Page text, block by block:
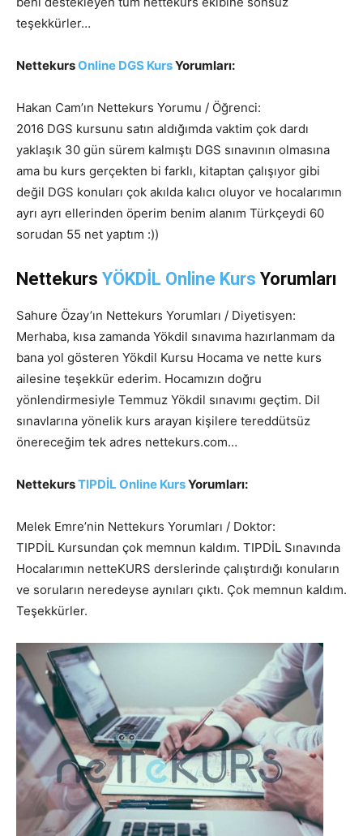
teşekkürler…
NettekursOnline DGS KursYorumları:
Hakan Cam’ın Nettekurs Yorumu / Öğrenci:
2016 DGS kursunu satın aldığımda vaktim çok dardı
yaklaşık 30 gün sürem kalmıştı DGS sınavının olmasına
ama bu kurs gerçekten bi farklı, kitaptan çalışıyor gibi
değil DGS konuları çok akılda kalıcı oluyor ve hocalarımın
ayrı ayrı ellerinden öperim benim alanım Türkçeydi 60
sorudan 55 net yaptım :))
Nettekurs YÖKDİL Online Kurs Yorumları
Sahure Özay’ın Nettekurs Yorumları / Diyetisyen:
Merhaba, kısa zamanda Yökdil sınavıma hazırlanmam da
bana yol gösteren Yökdil Kursu Hocama ve nette kurs
ailesine teşekkür ederim. Hocamızın doğru
yönlendirmesiyle Temmuz Yökdil sınavımı geçtim. Dil
sınavlarına yönelik kurs arayan kişilere tereddütsüz
önereceğim tek adres nettekurs.com…
NettekursTIPDİL Online KursYorumları:
Melek Emre’nin Nettekurs Yorumları / Doktor:
TIPDİL Kursundan çok memnun kaldım. TIPDİL Sınavında
Hocalarımın netteKURS derslerinde çalıştırdığı konuların
ve soruların neredeyse aynıları çıktı. Çok memnun kaldım.
Teşekkürler.